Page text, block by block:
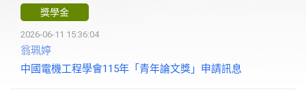
獎學金
2026-06-11 15:36:04
翁珮婷
中國電機工程學會115年「青年論文獎」申請訊息